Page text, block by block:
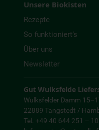
Unsere Biokisten
Rezepte
So funktioniert’s
Über uns
Newsletter
Gut Wulksfelde
Wulksfelder Damm
22889 Tangstedt /
Tel. +49 40 644 251 – 10